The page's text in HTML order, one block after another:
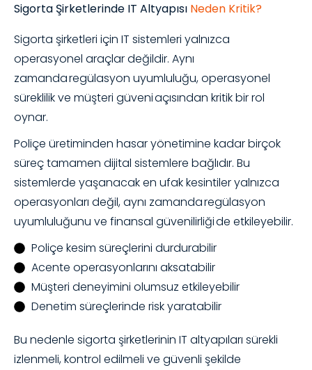
Sigorta Şirketlerinde IT Altyapısı Neden Kritik?
Sigorta şirketleri için IT sistemleri yalnızca
operasyonel araçlar değildir. Aynı
zamanda regülasyon uyumluluğu, operasyonel
süreklilik ve müşteri güveni açısından kritik bir rol
oynar.
Poliçe üretiminden hasar yönetimine kadar birçok
süreç tamamen dijital sistemlere bağlıdır. Bu
sistemlerde yaşanacak en ufak kesintiler yalnızca
operasyonları değil, aynı zamanda regülasyon
uyumluluğunu ve finansal güvenilirliği de etkileyebilir.
Poliçe kesim süreçlerini durdurabilir
Acente operasyonlarını aksatabilir
Müşteri deneyimini olumsuz etkileyebilir
Denetim süreçlerinde risk yaratabilir
Bu nedenle sigorta şirketlerinin IT altyapıları sürekli
izlenmeli, kontrol edilmeli ve güvenli şekilde